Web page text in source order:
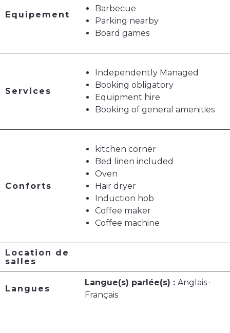
Equipement
Barbecue
Parking nearby
Board games
Services
Independently Managed
Booking obligatory
Equipment hire
Booking of general amenities
Conforts
kitchen corner
Bed linen included
Oven
Hair dryer
Induction hob
Coffee maker
Coffee machine
Location de
salles
Langues
Langue(s) parlée(s) : Anglais ·
Français